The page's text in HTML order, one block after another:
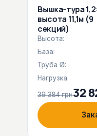
Вышка-тура
высота 11,1м (9
секций)
Высота:
База:
Труба Ø:
Нагрузка:
39 384 грн32